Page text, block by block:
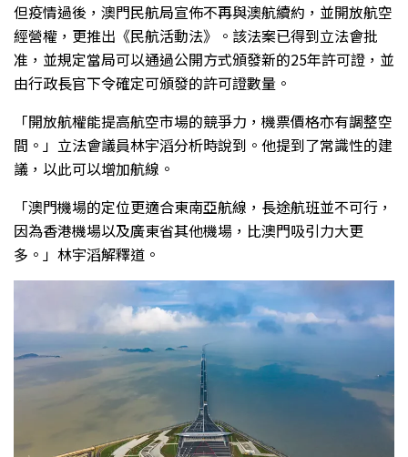
但疫情過後，澳門民航局宣佈不再與澳航續約，並開放航空
經營權，更推出《民航活動法》。該法案已得到立法會批
准，並規定當局可以通過公開方式頒發新的25年許可證，並
由行政長官下令確定可頒發的許可證數量。
「開放航權能提高航空市場的競爭力，機票價格亦有調整空
間。」立法會議員林宇滔分析時說到。他提到了常識性的建
議，以此可以增加航線。
「澳門機場的定位更適合東南亞航線，長途航班並不可行，
因為香港機場以及廣東省其他機場，比澳門吸引力大更
多。」林宇滔解釋道。